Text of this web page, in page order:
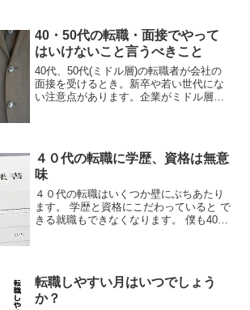
40・50代の転職・面接でやって
はいけないこと言うべきこと
40代、50代(ミドル層)の転職者が会社の
面接を受けるとき。新卒や若い世代にな
い注意点があります。企業がミドル層に
４０代の転職に学歴、資格は無意
味
４０代の転職はいくつか壁にぶちあたり
ます。 学歴と資格にこだわっていると で
きる就職もできなくなります。 僕も40歳
転職しやすい月はいつでしょう
か？